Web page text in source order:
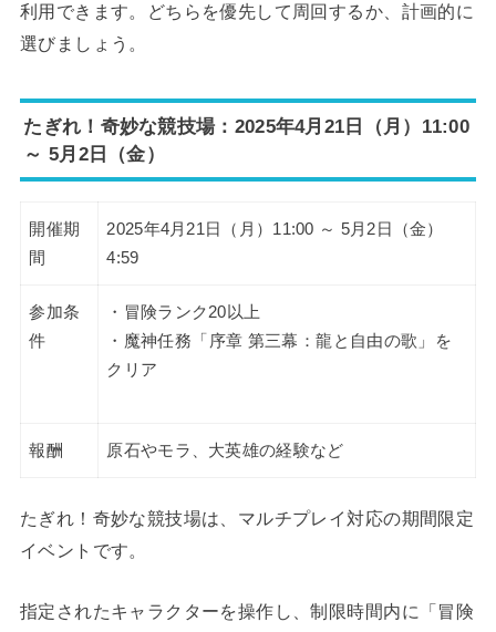
利用できます。どちらを優先して周回するか、計画的に
選びましょう。
たぎれ！奇妙な競技場：2025年4月21日（月）11:00
～ 5月2日（金）
開催期
間
2025年4月21日（月）11:00 ～ 5月2日（金）
4:59
参加条
件
・冒険ランク20以上
・魔神任務「序章 第三幕：龍と自由の歌」を
クリア
報酬 原石やモラ、大英雄の経験など
たぎれ！奇妙な競技場は、マルチプレイ対応の期間限定
イベントです。
指定されたキャラクターを操作し、制限時間内に「冒険